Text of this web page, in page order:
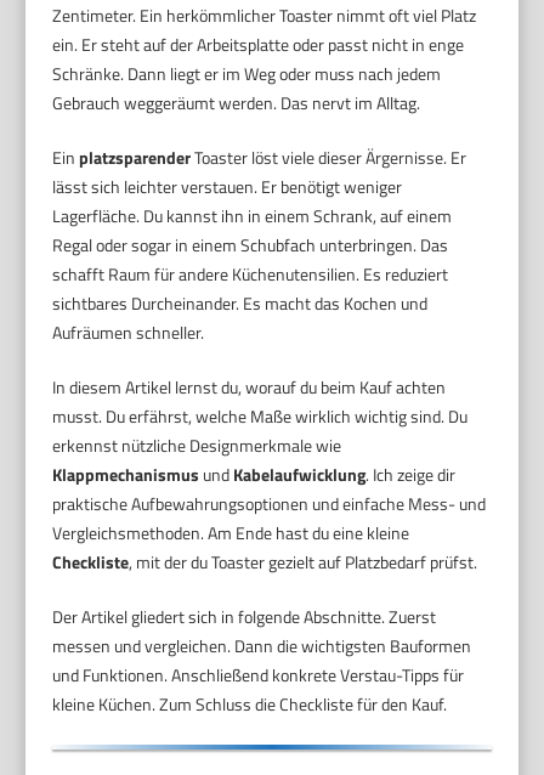
Zentimeter. Ein herkömmlicher Toaster nimmt oft viel Platz
ein. Er steht auf der Arbeitsplatte oder passt nicht in enge
Schränke. Dann liegt er im Weg oder muss nach jedem
Gebrauch weggeräumt werden. Das nervt im Alltag.
EinplatzsparenderToaster löst viele dieser Ärgernisse. Er
lässt sich leichter verstauen. Er benötigt weniger
Lagerfläche. Du kannst ihn in einem Schrank, auf einem
Regal oder sogar in einem Schubfach unterbringen. Das
schafft Raum für andere Küchenutensilien. Es reduziert
sichtbares Durcheinander. Es macht das Kochen und
Aufräumen schneller.
In diesem Artikel lernst du, worauf du beim Kauf achten
musst. Du erfährst, welche Maße wirklich wichtig sind. Du
erkennst nützliche Designmerkmale wie
Klappmechanismus undKabelaufwicklung. Ich zeige dir
praktische Aufbewahrungsoptionen und einfache Mess- und
Vergleichsmethoden. Am Ende hast du eine kleine
Checkliste, mit der du Toaster gezielt auf Platzbedarf prüfst.
Der Artikel gliedert sich in folgende Abschnitte. Zuerst
messen und vergleichen. Dann die wichtigsten Bauformen
und Funktionen. Anschließend konkrete Verstau-Tipps für
kleine Küchen. Zum Schluss die Checkliste für den Kauf.